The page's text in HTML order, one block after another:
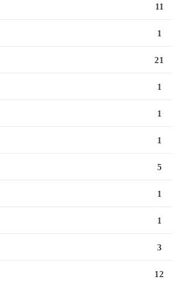
11
1
21
1
1
1
5
1
1
3
12